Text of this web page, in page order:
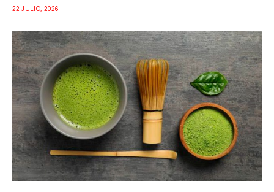
22 JULIO, 2026